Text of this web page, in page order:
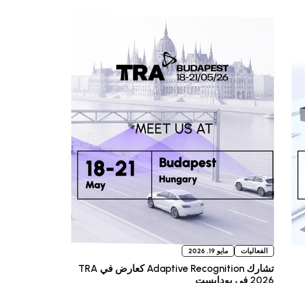
الفعاليات مايو 19, 2026
تشارك Adaptive Recognition كعارض في TRA
2026 في بودابست